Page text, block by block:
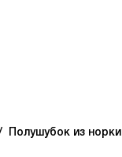
Полушубок из норки